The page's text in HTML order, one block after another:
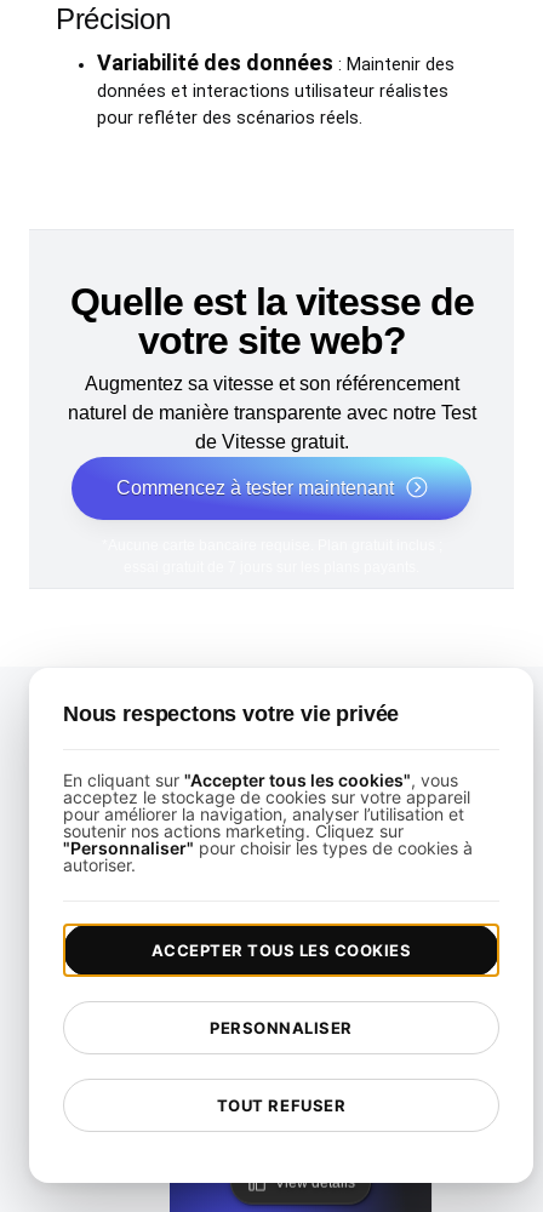
Précision
Variabilité des données : Maintenir des
données et interactions utilisateur réalistes
pour refléter des scénarios réels.
Quelle est la vitesse de
votre site web?
Augmentez sa vitesse et son référencement
naturel de manière transparente avec notre Test
de Vitesse gratuit.
Commencez à tester maintenant
TEST DE CHARGE
Auto-Scaling Load Testing in Kubernetes
Test de charge de scalabilité automatisé avec
View details
Nous respectons votre vie privée
En cliquant sur "Accepter tous les cookies", vous
acceptez le stockage de cookies sur votre appareil
pour améliorer la navigation, analyser l’utilisation et
soutenir nos actions marketing. Cliquez sur
"Personnaliser" pour choisir les types de cookies à
autoriser.
TOUT REFUSER
PERSONNALISER
ACCEPTER TOUS LES COOKIES